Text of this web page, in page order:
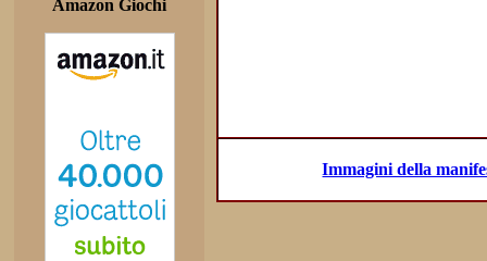
Immagini della
Amazon Giochi